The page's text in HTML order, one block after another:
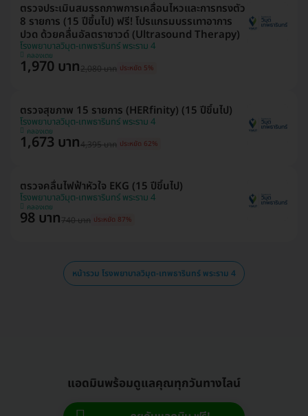
ตรวจประเมินสมรรถภาพการเคลื่อนไหวและการทรงตัว
8 รายการ (15 ปีขึ้นไป) ฟรี! โปรแกรมบรรเทาอาการ
ปวด ด้วยคลื่นอัลตราซาวด์ (Ultrasound Therapy)
โรงพยาบาลวิมุต-เทพธารินทร์ พระราม 4
คลองเตย
1,970 บาท2,080 บาท ประหยัด 5%
ตรวจสุขภาพ 15 รายการ (HERfinity) (15 ปีขึ้นไป)
โรงพยาบาลวิมุต-เทพธารินทร์ พระราม 4
คลองเตย
1,673 บาท4,395 บาท ประหยัด 62%
ตรวจคลื่นไฟฟ้าหัวใจ EKG (15 ปีขึ้นไป)
โรงพยาบาลวิมุต-เทพธารินทร์ พระราม 4
คลองเตย
98 บาท740 บาท ประหยัด 87%
หน้ารวม โรงพยาบาลวิมุต-เทพธารินทร์ พระราม 4
แอดมินพร้อมดูแลคุณทุกวันทางไลน์